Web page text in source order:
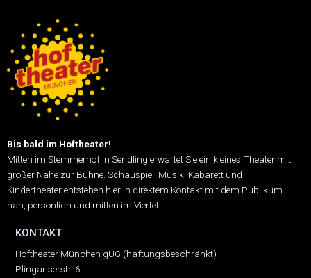
Bis bald im Hoftheater!
Mitten im Stemmerhof in Sendling erwartet Sie ein kleines Theater mit
großer Nähe zur Bühne. Schauspiel, Musik, Kabarett und
Kindertheater entstehen hier in direktem Kontakt mit dem Publikum —
nah, persönlich und mitten im Viertel.
KONTAKT
Hoftheater München gUG (haftungsbeschränkt)
Plinganserstr. 6